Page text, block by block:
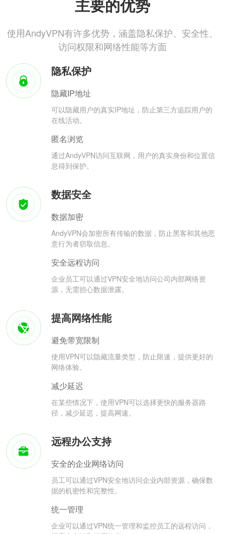
主要的优势
使用AndyVPN有许多优势，涵盖隐私保护、安全性、
访问权限和网络性能等方面
隐私保护
隐藏IP地址
可以隐藏用户的真实IP地址，防止第三方追踪用户的
在线活动。
匿名浏览
通过AndyVPN访问互联网，用户的真实身份和位置信
息得到保护。
数据安全
数据加密
AndyVPN会加密所有传输的数据，防止黑客和其他恶
意行为者窃取信息。
安全远程访问
企业员工可以通过VPN安全地访问公司内部网络资
源，无需担心数据泄露。
提高网络性能
避免带宽限制
使用VPN可以隐藏流量类型，防止限速，提供更好的
网络体验。
减少延迟
在某些情况下，使用VPN可以选择更快的服务器路
径，减少延迟，提高网速。
远程办公支持
安全的企业网络访问
员工可以通过VPN安全地访问企业内部资源，确保数
据的机密性和完整性。
统一管理
企业可以通过VPN统一管理和监控员工的远程访问，